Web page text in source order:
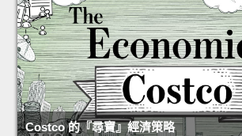
Costco 的『尋寶』經濟策略